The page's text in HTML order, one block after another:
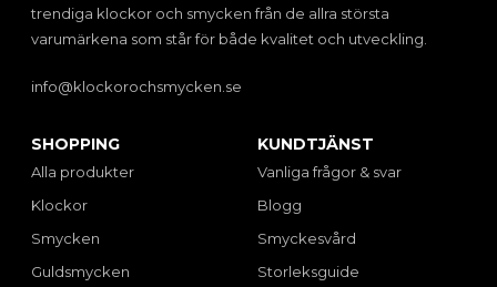
trendiga klockor och smycken från de allra största
varumärkena som står för både kvalitet och utveckling.
info@klockorochsmycken.se
SHOPPING
Alla produkter
Klockor
Smycken
Guldsmycken
KUNDTJÄNST
Vanliga frågor & svar
Blogg
Smyckesvård
Storleksguide